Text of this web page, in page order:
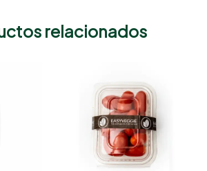
relacionados